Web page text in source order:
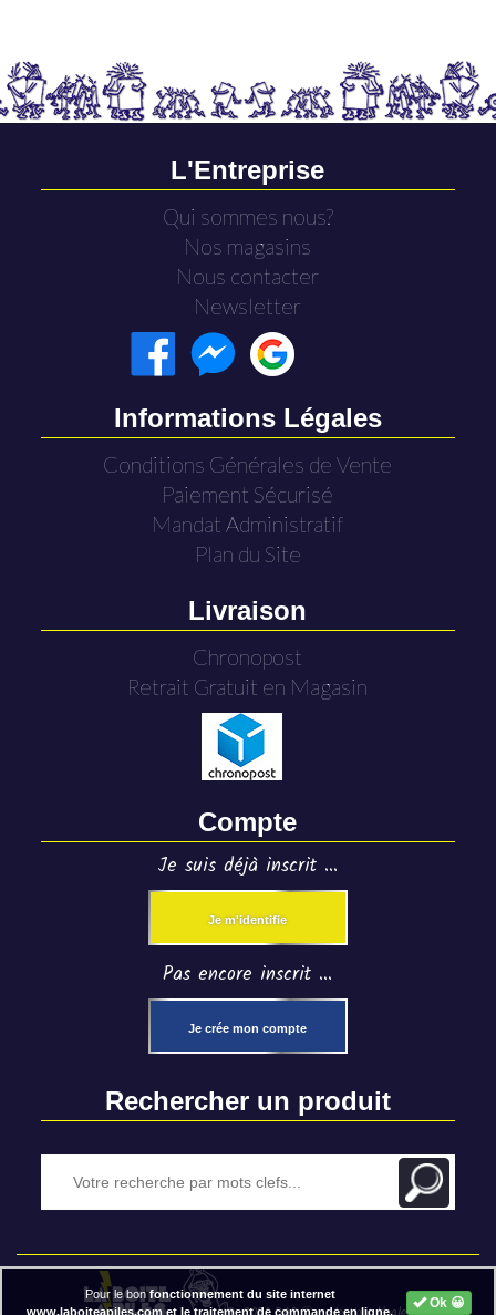
L'Entreprise
Qui sommes nous?
Nos magasins
Nous contacter
Newsletter
Informations Légales
Conditions Générales de Vente
Paiement Sécurisé
Mandat Administratif
Plan du Site
Livraison
Chronopost
Retrait Gratuit en Magasin
Compte
Je suis déjà inscrit ...
Je m'identifie
Pas encore inscrit ...
Je crée mon compte
Rechercher un produit
Ok 😀
Pour le bonfonctionnement du site internet
www.laboiteapiles.com et le traitement de commande en ligne,